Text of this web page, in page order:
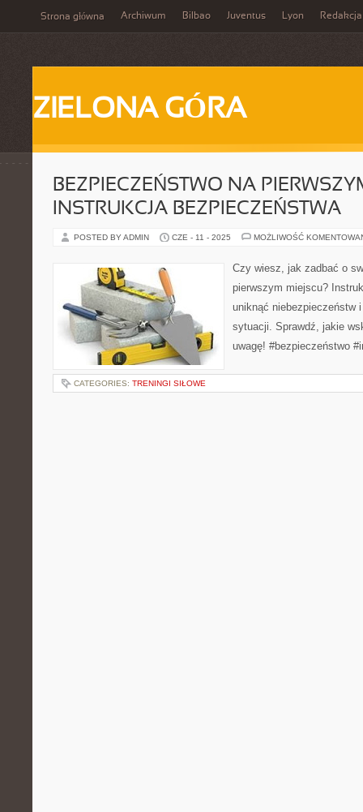
Strona główna Archiwum Bilbao Juventus Lyon Redakcja
ZIELONA GÓRA
BEZPIECZEŃSTWO NA
INSTRUKCJA BEZPIECZEŃSTWA
POSTED BY ADMIN CZE - 11 - 2025 MOŻLIWOŚĆ
Czy wiesz, jak zadbać o
pierwszym miejscu?
uniknąć niebezpieczeństw
sytuacji. Sprawdź, jakie
uwagę! #bezpieczeństwo
CATEGORIES: TRENINGI SIŁOWE